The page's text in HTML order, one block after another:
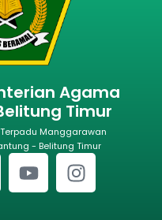
Agama
Timur
Manggarawan
- Belitung Timur